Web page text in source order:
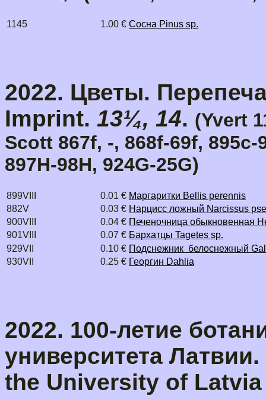
1145 1.00 € Сосна Pinus sp.
2022. Цветы.
Imprint. 13¼, 14. (Yvert
Scott 867f, -, 868f-69f,
897H-98H, 924G-25G)
899VIII 0.01 € Маргаритки Bellis perennis
882V
0.03 € Нарцисс ложный Narcissus
900VIII
0.04 € Печеночница обыкновенная
901VIII
0.07 € Бархатцы Tagetes sp.
929VII
0.10 € Подснежник белоснежный
930VII
0.25 € Георгин Dahlia
2022. 100-летие
университета
the University of